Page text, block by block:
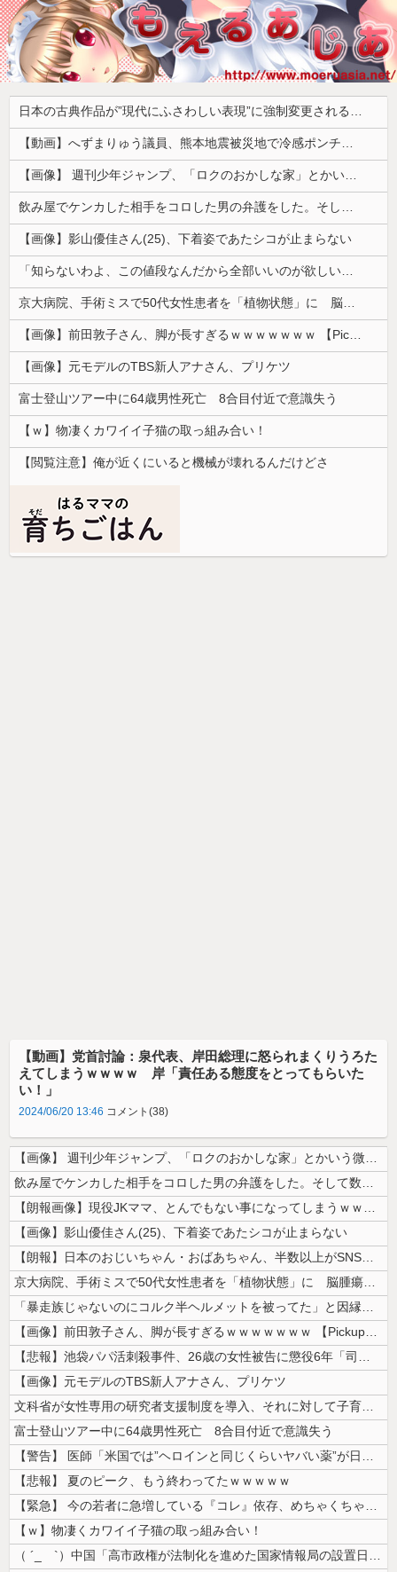
日本の古典作品が”現代にふさわしい表現”に強制変更される事態が進行中、今の価値観に照らせば……
【動画】へずまりゅう議員、熊本地震被災地で冷感ポンチョ配布 → 被災民の衝撃の反応がコチラ → ｗｗｗｗｗｗｗｗｗｗｗｗｗｗｗｗ
【画像】 週刊少年ジャンプ、「ロクのおかしな家」とかいう微妙な漫画を巻頭カラーにしたせいで100万部切る
飲み屋でケンカした相手をコロした男の弁護をした。そして数年後、因果応報を思わせる出来事が…
【画像】影山優佳さん(25)、下着姿であたシコが止まらない
「知らないわよ、この値段なんだから全部いいのが欲しいの」イチゴ売り場で言い返された話
京大病院、手術ミスで50代女性患者を「植物状態」に 脳腫瘍摘出手術で腫瘍の無い部位を摘出してしまう
【画像】前田敦子さん、脚が長すぎるｗｗｗｗｗｗｗ 【Pickup07091615】
【画像】元モデルのTBS新人アナさん、プリケツ
富士登山ツアー中に64歳男性死亡 8合目付近で意識失う
【ｗ】物凄くカワイイ子猫の取っ組み合い！
【閲覧注意】俺が近くにいると機械が壊れるんだけどさ
【動画】党首討論：泉代表、岸田総理に怒られまくりうろた
えてしまうｗｗｗｗ 岸「責任ある態度をとってもらいた
い！」
2024/06/20 13:46 コメント(38)
【画像】 週刊少年ジャンプ、「ロクのおかしな家」とかいう微妙な漫画を巻...
飲み屋でケンカした相手をコロした男の弁護をした。そして数年後、因果応報...
【朗報画像】現役JKママ、とんでもない事になってしまうｗｗｗｗｗｗｗｗ...
【画像】影山優佳さん(25)、下着姿であたシコが止まらない
【朗報】日本のおじいちゃん・おばあちゃん、半数以上がSNSを使いこなし...
京大病院、手術ミスで50代女性患者を「植物状態」に 脳腫瘍摘出手術で腫...
「暴走族じゃないのにコルク半ヘルメットを被ってた」と因縁つけて暴行 少...
【画像】前田敦子さん、脚が長すぎるｗｗｗｗｗｗｗ 【Pickup070...
【悲報】池袋パパ活刺殺事件、26歳の女性被告に懲役6年「司法の女割」批...
【画像】元モデルのTBS新人アナさん、プリケツ
文科省が女性専用の研究者支援制度を導入、それに対して子育て負担に苦しむ...
富士登山ツアー中に64歳男性死亡 8合目付近で意識失う
【警告】 医師「米国では”ヘロインと同じくらいヤバい薬”が日本では平気...
【悲報】 夏のピーク、もう終わってたｗｗｗｗｗ
【緊急】 今の若者に急増している『コレ』依存、めちゃくちゃ深刻な模様w...
【ｗ】物凄くカワイイ子猫の取っ組み合い！
（ ´_ゝ`）中国「高市政権が法制化を進めた国家情報局の設置日が7月3...